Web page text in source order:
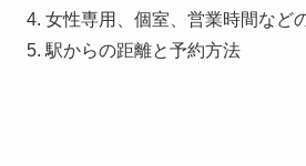
女性専用、個室、営業時間など
駅からの距離と予約方法